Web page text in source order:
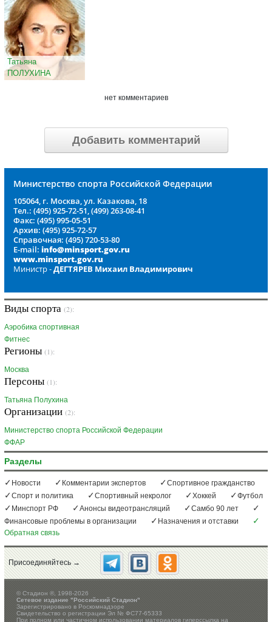
Татьяна
ПОЛУХИНА
нет комментариев
Добавить комментарий
Министерство спорта Российской Федерации
105064, г. Москва, ул. Казакова, 18
Тел.: (495) 925-72-51, (499) 263-08-41
Факс: (495) 995-05-51
Архив: (495) 925-72-57
Справочная: (495) 720-53-80
E-mail: info@minsport.gov.ru
www.minsport.gov.ru
Министр -ДЕГТЯРЕВ Михаил Владимирович
Виды спорта (2):
Аэробика спортивная
Фитнес
Регионы (1):
Москва
Персоны (1):
Татьяна Полухина
Организации (2):
Министерство спорта Российской Федерации
ФФАР
Разделы
Новости Комментарии экспертов
Спортивное гражданство
Спорт и политика
Спортивный некролог Хоккей
Футбол
Минспорт РФ
Анонсы видеотрансляций
Самбо 90 лет
Финансовые проблемы в организации
Назначения и отставки
Обратная связь
Присоединяйтесь →
©Стадион ®, 1998-2026
Сетевое издание "Российский Стадион"
Зарегистрировано в Роскомнадзоре
Свидетельство о регистрации Эл № ФС77-65333
При полном или частичном использовании материалов гиперссылка на